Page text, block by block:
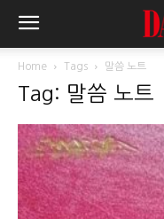
Home Tags 말씀 노트
Tag: 말씀 노트